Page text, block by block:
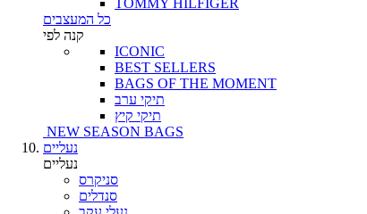
כל המעצבים
קנה לפי
ICONIC
BEST SELLERS
BAGS OF THE MOMENT
תיקי ערב
תיקי קיץ
NEW SEASON BAGS
נעליים
נעליים
סניקרס
סנדלים